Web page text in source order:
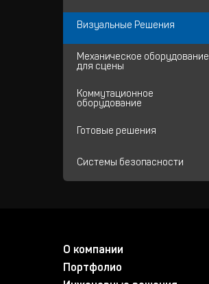
Визуальные Решения
Механическое оборудование
для сцены
Коммутационное
оборудование
Готовые решения
Системы безопасности
О компании
Портфолио